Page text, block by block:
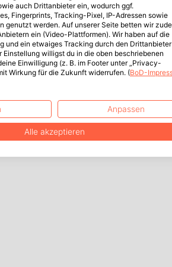
auch Drittanbieter ein, wodurch ggf.
Fingerprints, Tracking-Pixel, IP-Adressen sowie
genutzt werden. Auf unserer Seite betten wir
ein (Video-Plattformen). Wir haben auf die
und ein etwaiges Tracking durch den Drittanbieter
Einstellung willigst du in die oben beschriebenen
Einwilligung (z. B. im Footer unter „Privacy-
Wirkung für die Zukunft widerrufen. (BoD-
Anpassen
Alle akzeptieren